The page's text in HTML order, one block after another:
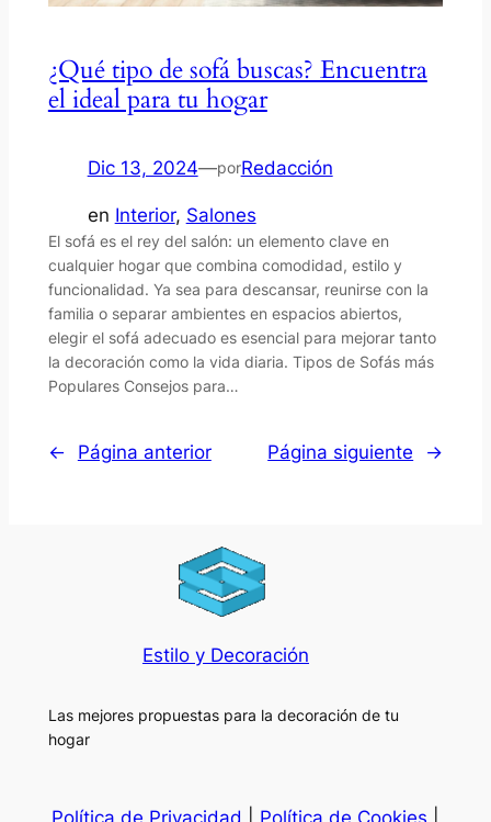
¿Qué tipo de sofá buscas? Encuentra
el ideal para tu hogar
Dic 13, 2024—porRedacción
en Interior, Salones
El sofá es el rey del salón: un elemento clave en
cualquier hogar que combina comodidad, estilo y
funcionalidad. Ya sea para descansar, reunirse con la
familia o separar ambientes en espacios abiertos,
elegir el sofá adecuado es esencial para mejorar tanto
la decoración como la vida diaria. Tipos de Sofás más
Populares Consejos para…
← Página anterior Página siguiente →
Estilo y Decoración
Las mejores propuestas para la decoración de tu
hogar